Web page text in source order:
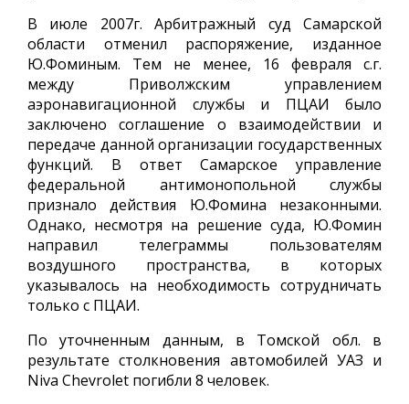
В июле 2007г. Арбитражный суд Самарской
области отменил распоряжение, изданное
Ю.Фоминым. Тем не менее, 16 февраля с.г.
между Приволжским управлением
аэронавигационной службы и ПЦАИ было
заключено соглашение о взаимодействии и
передаче данной организации государственных
функций. В ответ Самарское управление
федеральной антимонопольной службы
признало действия Ю.Фомина незаконными.
Однако, несмотря на решение суда, Ю.Фомин
направил телеграммы пользователям
воздушного пространства, в которых
указывалось на необходимость сотрудничать
только с ПЦАИ.
По уточненным данным, в Томской обл. в
результате столкновения автомобилей УАЗ и
Niva Chevrolet погибли 8 человек.